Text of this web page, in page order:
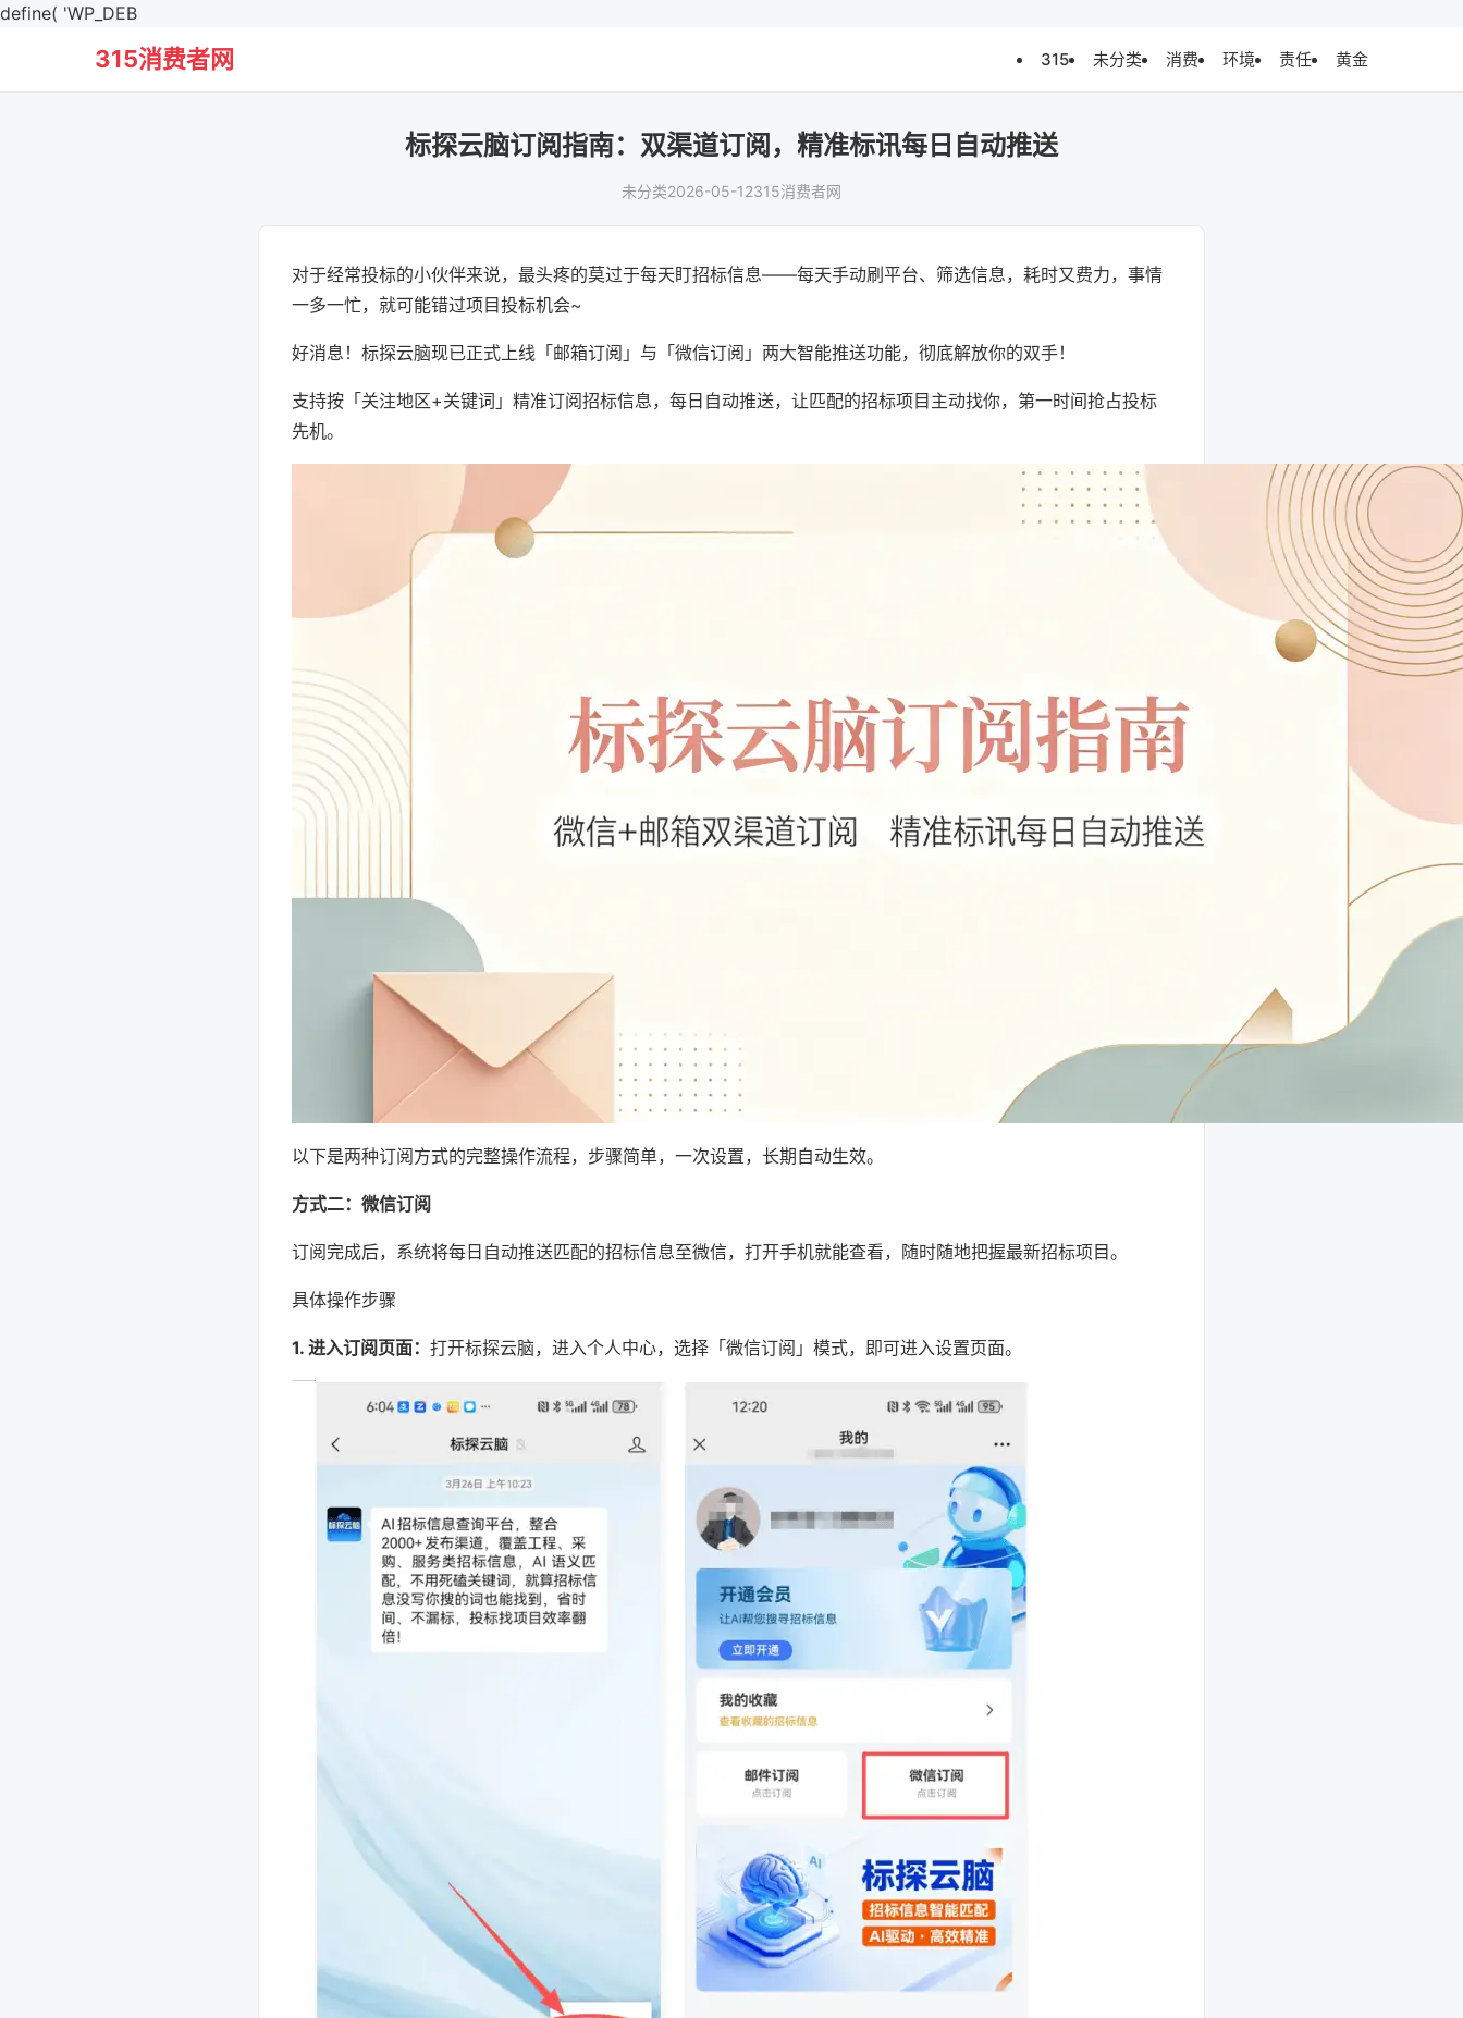
define( 'WP_DEB
315消费者网 315 未分类 消费 环境 责任 黄金
标探云脑订阅指南：双渠道订阅，精准标讯每日自动推送
未分类2026-05-12315消费者网
对于经常投标的小伙伴来说，最头疼的莫过于每天盯招标信息——每天手动刷平台、筛选信息，耗时又费力，事情
一多一忙，就可能错过项目投标机会~
好消息！标探云脑现已正式上线「邮箱订阅」与「微信订阅」两大智能推送功能，彻底解放你的双手！
支持按「关注地区+关键词」精准订阅招标信息，每日自动推送，让匹配的招标项目主动找你，第一时间抢占投标
先机。
以下是两种订阅方式的完整操作流程，步骤简单，一次设置，长期自动生效。
方式二：微信订阅
订阅完成后，系统将每日自动推送匹配的招标信息至微信，打开手机就能查看，随时随地把握最新招标项目。
具体操作步骤
1. 进入订阅页面： 打开标探云脑，进入个人中心，选择「微信订阅」模式，即可进入设置页面。